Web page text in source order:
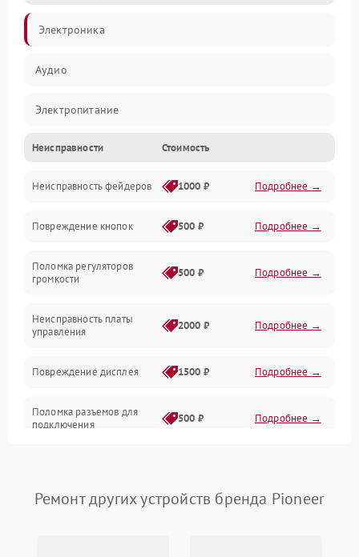
Электроника
Аудио
Электропитание
Управление
Интерфейсы
Механические повреждения
Механика
Неисправности Стоимость
Неисправность фейдеров 1000 ₽ Подробнее →
Повреждение кнопок 500 ₽ Подробнее →
Поломка регуляторов
громкости
500 ₽ Подробнее →
Неисправность платы
управления
2000 ₽ Подробнее →
Повреждение дисплея 1500 ₽ Подробнее →
Поломка разъемов для
подключения
500 ₽ Подробнее →
Ремонт других устройств бренда Pioneer